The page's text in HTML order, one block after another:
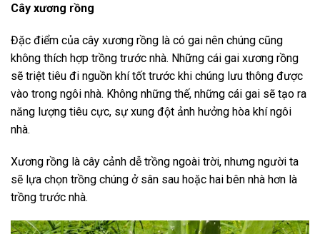
Cây xương rồng
Đặc điểm của cây xương rồng là có gai nên chúng cũng
không thích hợp trồng trước nhà. Những cái gai xương rồng
sẽ triệt tiêu đi nguồn khí tốt trước khi chúng lưu thông được
vào trong ngôi nhà. Không những thế, những cái gai sẽ tạo ra
năng lượng tiêu cực, sự xung đột ảnh hưởng hòa khí ngôi
nhà.
Xương rồng là cây cảnh dễ trồng ngoài trời, nhưng người ta
sẽ lựa chọn trồng chúng ở sân sau hoặc hai bên nhà hơn là
trồng trước nhà.